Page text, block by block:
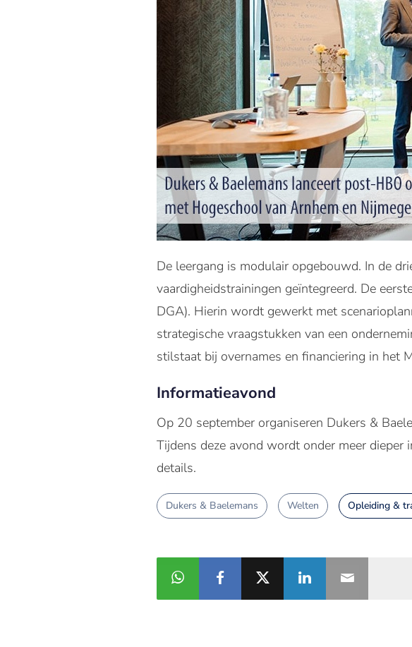
De leergang is modulair opgebouwd. In de
vaardigheidstrainingen geïntegreerd. De
DGA). Hierin wordt gewerkt met
strategische vraagstukken van een
stilstaat bij overnames en financiering in het
Informatieavond
Op 20 september organiseren Dukers &
Tijdens deze avond wordt onder meer dieper
details.
Dukers & Baelemans Welten Opleiding &